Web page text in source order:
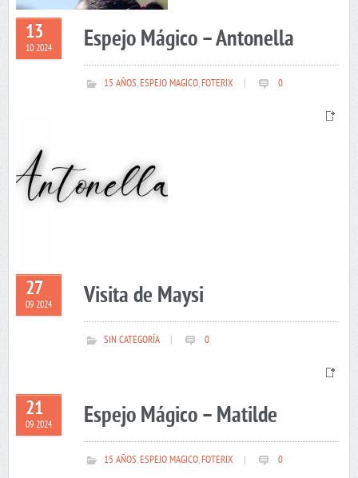
13
10 2024 Espejo Mágico – Antonella
15 AÑOS,ESPEJO MAGICO,FOTERIX 0
27
09 2024 Visita de Maysi
SIN CATEGORÍA 0
21
09 2024 Espejo Mágico – Matilde
15 AÑOS,ESPEJO MAGICO,FOTERIX 0